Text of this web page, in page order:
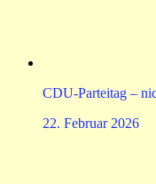
CDU-Parteitag –
22. Februar 2026